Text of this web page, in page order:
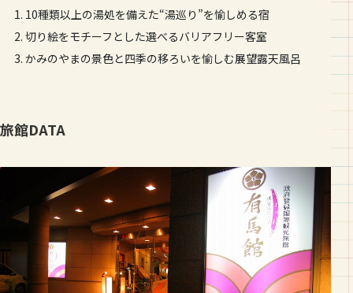
10種類以上の湯処を備えた“湯巡り”を愉しめる宿
切り絵をモチーフとした選べるバリアフリー客室
かみのやまの景色と四季の移ろいを愉しむ展望露天風呂
旅館DATA